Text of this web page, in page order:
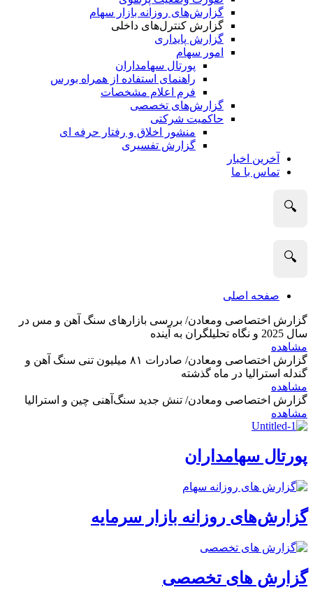
گزارش‌های روزانه بازار سهام
گزارش کنترل‌های داخلی
گزارش پایداری
امور سهام
پورتال سهامداران
راهنمای استفاده از همراه بورس
فرم اعلام مشخصات
گزارش‌های تخصصی
حاکمیت شرکتی
منشور اخلاق و رفتار حرفه­ ای
گزارش تفسیری
آخرین اخبار
تماس با ما
🔍
🔍
صفحه اصلی
گزارش اختصاصی ومعادن/ بررسی بازارهای سنگ آهن و مس در
سال 2025 و نگاه تحلیلگران به آینده
مشاهده
گزارش اختصاصی ومعادن/ صادرات ۸۱ میلیون تنی سنگ آهن و
گندله استرالیا در ماه گذشته
مشاهده
گزارش اختصاصی ومعادن/ تنش جدید سنگ‌آهنی چین و استرالیا
مشاهده
پورتال سهامداران
گزارش‌های روزانه بازار سرمایه
گزارش های تخصصی